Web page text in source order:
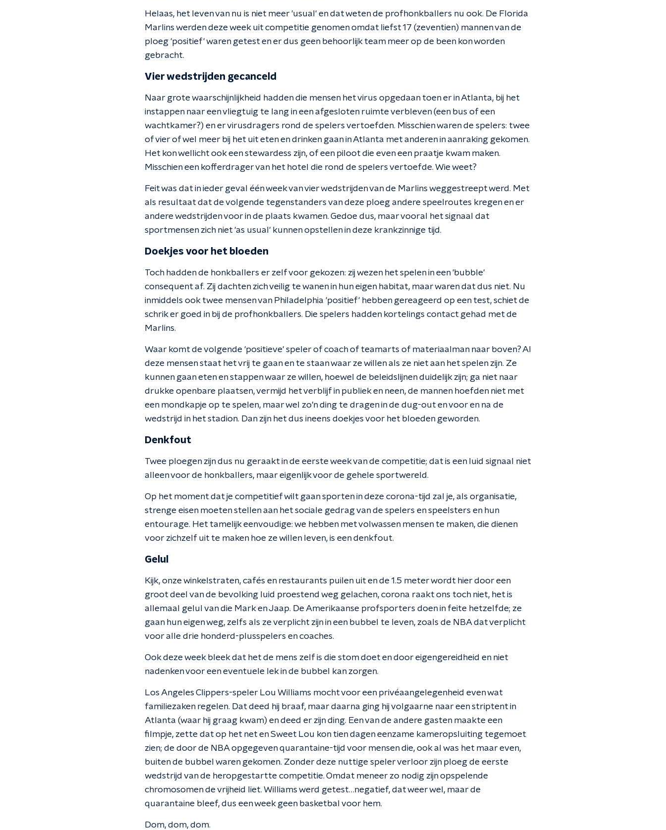
Helaas, het leven van nu is niet meer 'usual' en dat weten de profhonkballers nu ook. De Florida
Marlins werden deze week uit competitie genomen omdat liefst 17 (zeventien) mannen van de
ploeg 'positief' waren getest en er dus geen behoorlijk team meer op de been kon worden
gebracht.
Vier wedstrijden gecanceld
Naar grote waarschijnlijkheid hadden die mensen het virus opgedaan toen er in Atlanta, bij het
instappen naar een vliegtuig te lang in een afgesloten ruimte verbleven (een bus of een
wachtkamer?) en er virusdragers rond de spelers vertoefden. Misschien waren de spelers: twee
of vier of wel meer bij het uit eten en drinken gaan in Atlanta met anderen in aanraking gekomen.
Het kon wellicht ook een stewardess zijn, of een piloot die even een praatje kwam maken.
Misschien een kofferdrager van het hotel die rond de spelers vertoefde. Wie weet?
Feit was dat in ieder geval één week van vier wedstrijden van de Marlins weggestreept werd. Met
als resultaat dat de volgende tegenstanders van deze ploeg andere speelroutes kregen en er
andere wedstrijden voor in de plaats kwamen. Gedoe dus, maar vooral het signaal dat
sportmensen zich niet 'as usual' kunnen opstellen in deze krankzinnige tijd.
Doekjes voor het bloeden
Toch hadden de honkballers er zelf voor gekozen: zij wezen het spelen in een 'bubble'
consequent af. Zij dachten zich veilig te wanen in hun eigen habitat, maar waren dat dus niet. Nu
inmiddels ook twee mensen van Philadelphia 'positief' hebben gereageerd op een test, schiet de
schrik er goed in bij de profhonkballers. Die spelers hadden kortelings contact gehad met de
Marlins.
Waar komt de volgende 'positieve' speler of coach of teamarts of materiaalman naar boven? Al
deze mensen staat het vrij te gaan en te staan waar ze willen als ze niet aan het spelen zijn. Ze
kunnen gaan eten en stappen waar ze willen, hoewel de beleidslijnen duidelijk zijn; ga niet naar
drukke openbare plaatsen, vermijd het verblijf in publiek en neen, de mannen hoefden niet met
een mondkapje op te spelen, maar wel zo’n ding te dragen in de dug-out en voor en na de
wedstrijd in het stadion. Dan zijn het dus ineens doekjes voor het bloeden geworden.
Denkfout
Twee ploegen zijn dus nu geraakt in de eerste week van de competitie; dat is een luid signaal niet
alleen voor de honkballers, maar eigenlijk voor de gehele sportwereld.
Op het moment dat je competitief wilt gaan sporten in deze corona-tijd zal je, als organisatie,
strenge eisen moeten stellen aan het sociale gedrag van de spelers en speelsters en hun
entourage. Het tamelijk eenvoudige: we hebben met volwassen mensen te maken, die dienen
voor zichzelf uit te maken hoe ze willen leven, is een denkfout.
Gelul
Kijk, onze winkelstraten, cafés en restaurants puilen uit en de 1.5 meter wordt hier door een
groot deel van de bevolking luid proestend weg gelachen, corona raakt ons toch niet, het is
allemaal gelul van die Mark en Jaap. De Amerikaanse profsporters doen in feite hetzelfde; ze
gaan hun eigen weg, zelfs als ze verplicht zijn in een bubbel te leven, zoals de NBA dat verplicht
voor alle drie honderd-plusspelers en coaches.
Ook deze week bleek dat het de mens zelf is die stom doet en door eigengereidheid en niet
nadenken voor een eventuele lek in de bubbel kan zorgen.
Los Angeles Clippers-speler Lou Williams mocht voor een privéaangelegenheid even wat
familiezaken regelen. Dat deed hij braaf, maar daarna ging hij volgaarne naar een striptent in
Atlanta (waar hij graag kwam) en deed er zijn ding. Een van de andere gasten maakte een
filmpje, zette dat op het net en Sweet Lou kon tien dagen eenzame kameropsluiting tegemoet
zien; de door de NBA opgegeven quarantaine-tijd voor mensen die, ook al was het maar even,
buiten de bubbel waren gekomen. Zonder deze nuttige speler verloor zijn ploeg de eerste
wedstrijd van de heropgestartte competitie. Omdat meneer zo nodig zijn opspelende
chromosomen de vrijheid liet. Williams werd getest…negatief, dat weer wel, maar de
quarantaine bleef, dus een week geen basketbal voor hem.
Dom, dom, dom.